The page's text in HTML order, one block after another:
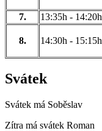
7. 13:35h - 14:20h
8. 14:30h - 15:15h
Svátek
Svátek má Soběslav
Zítra má svátek Roman